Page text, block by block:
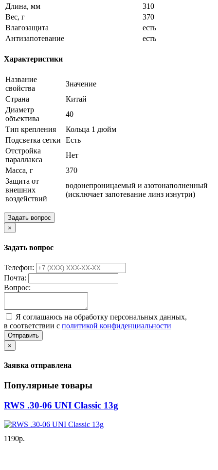
Длина, мм
310
Вес, г
370
Влагозащита
есть
Антизапотевание
есть
Характеристики
Название
свойства
Значение
Страна
Китай
Диаметр
объектива
40
Тип крепления
Кольца 1 дюйм
Подсветка сетки
Есть
Отстройка
параллакса
Нет
Масса, г
370
Защита от
внешних
воздействий
водонепроницаемый и азотонаполненный
(исключает запотевание линз изнутри)
Задать вопрос
×
Задать вопрос
Телефон:
Почта:
Вопрос:
Я соглашаюсь на обработку персональных данных,
в соответствии с политикой конфиденциальности
Отправить
×
Заявка отправлена
Популярные товары
RWS .30-06 UNI Classic 13g
1190р.